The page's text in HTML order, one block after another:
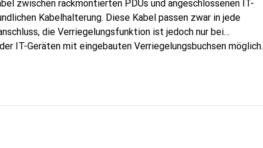
zwischen rackmontierten PDUs und angeschlossenen IT-
Kabelhalterung. Diese Kabel passen zwar in jede
die Verriegelungsfunktion ist jedoch nur bei
IT-Geräten mit eingebauten Verriegelungsbuchsen möglich.